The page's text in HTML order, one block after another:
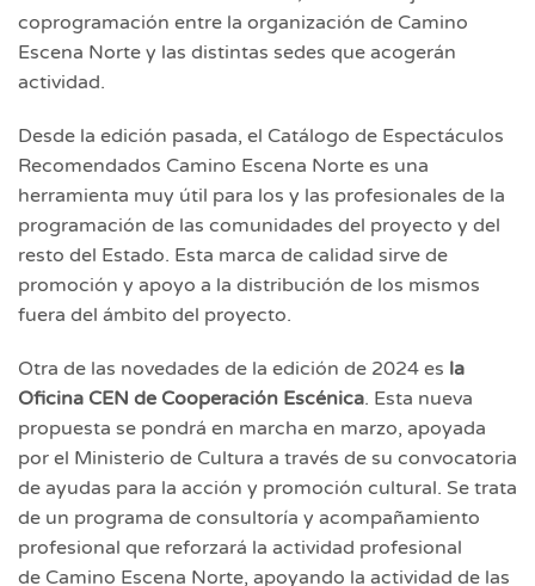
coprogramación entre la organización de Camino
Escena Norte y las distintas sedes que acogerán
actividad.
Desde la edición pasada, el Catálogo de Espectáculos
Recomendados Camino Escena Norte es una
herramienta muy útil para los y las profesionales de la
programación de las comunidades del proyecto y del
resto del Estado. Esta marca de calidad sirve de
promoción y apoyo a la distribución de los mismos
fuera del ámbito del proyecto.
Otra de las novedades de la edición de 2024 es la
Oficina CEN de Cooperación Escénica. Esta nueva
propuesta se pondrá en marcha en marzo, apoyada
por el Ministerio de Cultura a través de su convocatoria
de ayudas para la acción y promoción cultural. Se trata
de un programa de consultoría y acompañamiento
profesional que reforzará la actividad profesional
de Camino Escena Norte, apoyando la actividad de las